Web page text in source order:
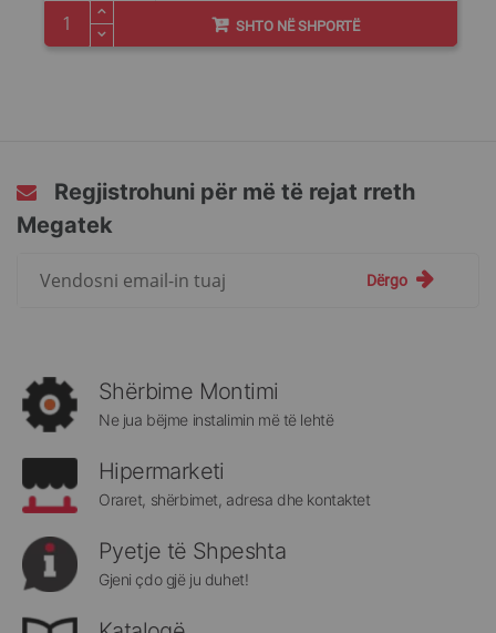
SHTO NË SHPORTË
Regjistrohuni për më të rejat rreth
Megatek
rreth
Megatek:
Dërgo
Shërbime Montimi
Ne jua bëjme instalimin më të lehtë
Hipermarketi
Oraret, shërbimet, adresa dhe kontaktet
Pyetje të Shpeshta
Gjeni çdo gjë ju duhet!